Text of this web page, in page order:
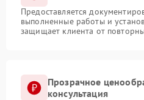
Предоставляется
выполненные работы и
защищает клиента от
Прозрачное
консультация